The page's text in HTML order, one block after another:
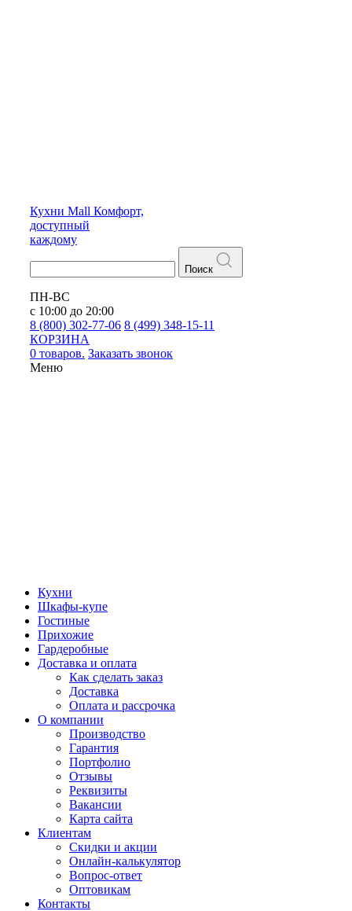
Кухни Mall Комфорт,
доступный
каждому
Поиск
ПН-ВС
с 10:00 до 20:00
8 (800) 302-77-06 8 (499) 348-15-11
КОРЗИНА
0 товаров. Заказать звонок
Меню
Кухни
Шкафы-купе
Гостиные
Прихожие
Гардеробные
Доставка и оплата
Как сделать заказ
Доставка
Оплата и рассрочка
О компании
Производство
Гарантия
Портфолио
Отзывы
Реквизиты
Вакансии
Карта сайта
Клиентам
Скидки и акции
Онлайн-калькулятор
Вопрос-ответ
Оптовикам
Контакты